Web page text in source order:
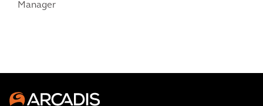
Manager